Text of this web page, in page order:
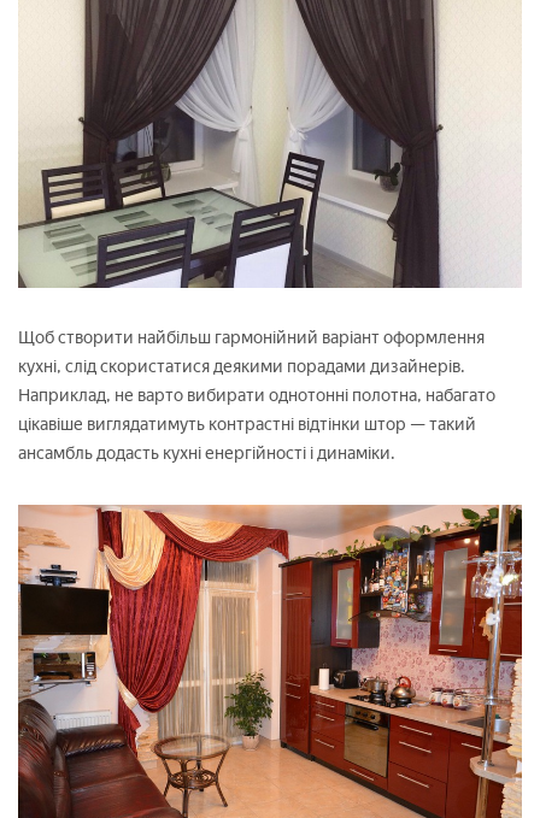
Щоб створити найбільш гармонійний варіант оформлення
кухні, слід скористатися деякими порадами дизайнерів.
Наприклад, не варто вибирати однотонні полотна, набагато
цікавіше виглядатимуть контрастні відтінки штор — такий
ансамбль додасть кухні енергійності і динаміки.